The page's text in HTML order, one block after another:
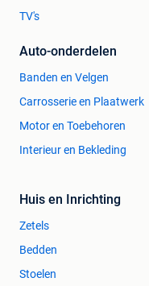
TV's
Auto-onderdelen
Banden en Velgen
Carrosserie en Plaatwerk
Motor en Toebehoren
Interieur en Bekleding
Huis en Inrichting
Zetels
Bedden
Stoelen